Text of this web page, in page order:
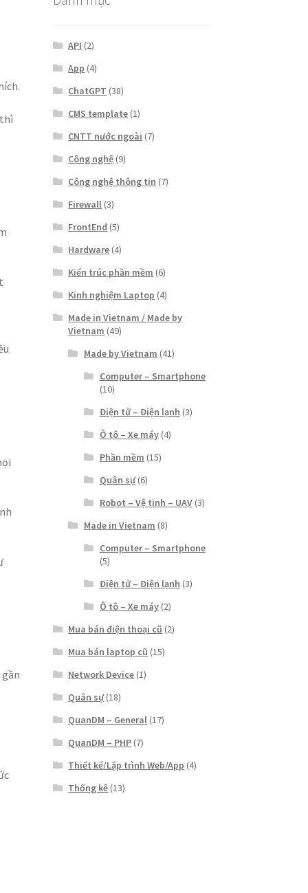
thì
API (2)
App (4)
ChatGPT (38)
CMS template (1)
CNTT nước ngoài (7)
Công nghệ (9)
Công nghệ thông tin (7)
Firewall (3)
FrontEnd (5)
Hardware (4)
Kiến trúc phần mềm (6)
Kinh nghiệm Laptop (4)
Made in Vietnam / Made by
Vietnam (49)
Made by Vietnam (41)
Computer – Smartphone
(10)
Điện tử – Điện lạnh (3)
Ô tô – Xe máy(4)
Phần mềm (15)
Quân sự(6)
Robot – Vệ tinh – UAV(3)
Made in Vietnam (8)
Computer – Smartphone
(5)
Điện tử – Điện lạnh (3)
Ô tô – Xe máy(2)
Mua bán điện thoại cũ (2)
Mua bán laptop cũ (15)
Network Device (1)
Quân sự (18)
QuanDM – General (17)
QuanDM – PHP (7)
Thiết kế/Lập trình Web/App (4)
Thống kê (13)